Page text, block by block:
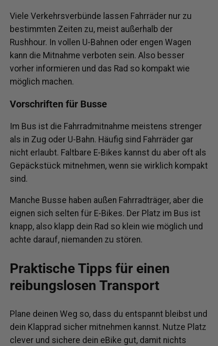
Viele Verkehrsverbünde lassen Fahrräder nur zu
bestimmten Zeiten zu, meist außerhalb der
Rushhour. In vollen U-Bahnen oder engen Wagen
kann die Mitnahme verboten sein. Also besser
vorher informieren und das Rad so kompakt wie
möglich machen.
Vorschriften für Busse
Im Bus ist die Fahrradmitnahme meistens strenger
als in Zug oder U-Bahn. Häufig sind Fahrräder gar
nicht erlaubt. Faltbare E-Bikes kannst du aber oft als
Gepäckstück mitnehmen, wenn sie wirklich kompakt
sind.
Manche Busse haben außen Fahrradträger, aber die
eignen sich selten für E-Bikes. Der Platz im Bus ist
knapp, also klapp dein Rad so klein wie möglich und
achte darauf, niemanden zu stören.
Praktische Tipps für einen
reibungslosen Transport
Plane deinen Weg so, dass du entspannt bleibst und
dein Klapprad sicher mitnehmen kannst. Nutze Platz
clever und sichere dein eBike gut, damit nichts